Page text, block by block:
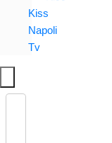
Kiss
Napoli
Tv